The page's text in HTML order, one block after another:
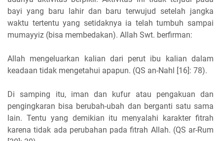
bayi yang baru lahir dan baru terwujud setelah jangka
waktu tertentu yang setidaknya ia telah tumbuh sampai
mumayyiz (bisa membedakan). Allah Swt. berfirman:
Allah mengeluarkan kalian dari perut ibu kalian dalam
keadaan tidak mengetahui apapun. (QS an-Nahl [16]: 78).
Di samping itu, iman dan kufur atau pengakuan dan
pengingkaran bisa berubah-ubah dan berganti satu sama
lain. Tentu yang demikian itu menyalahi karakter fitrah
karena tidak ada perubahan pada fitrah Allah. (QS ar-Rum